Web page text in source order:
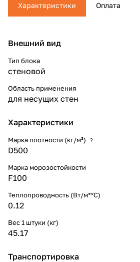
Характеристики Оплата
Внешний вид
Тип блока
стеновой
Область применения
для несущих стен
Характеристики
Марка плотности (кг/м³) ?
D500
Марка морозостойкости
F100
Теплопроводность (Вт/м*°С)
0.12
Вес 1 штуки (кг)
45.17
Транспортировка